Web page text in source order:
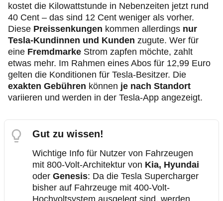
kostet die Kilowattstunde in Nebenzeiten jetzt rund
40 Cent – das sind 12 Cent weniger als vorher.
Diese Preissenkungen kommen allerdings nur
Tesla-Kundinnen und Kunden zugute. Wer für
eine Fremdmarke Strom zapfen möchte, zahlt
etwas mehr. Im Rahmen eines Abos für 12,99 Euro
gelten die Konditionen für Tesla-Besitzer. Die
exakten Gebühren können je nach Standort
variieren und werden in der Tesla-App angezeigt.
Gut zu wissen!
Wichtige Info für Nutzer von Fahrzeugen
mit 800-Volt-Architektur von Kia, Hyundai
oder Genesis: Da die Tesla Supercharger
bisher auf Fahrzeuge mit 400-Volt-
Hochvoltsystem ausgelegt sind, werden